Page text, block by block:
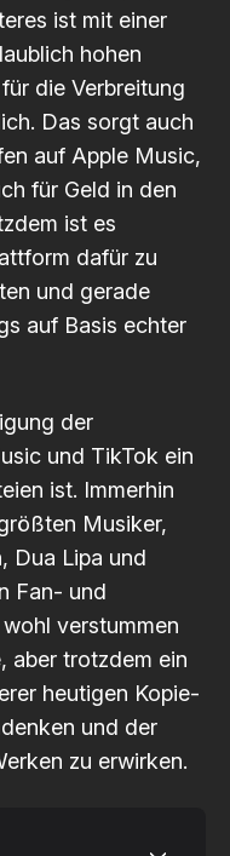
ist mit einer
hohen
die Verbreitung
Das sorgt auch
auf Apple Music,
für Geld in den
ist es
dafür zu
und gerade
auf Basis echter
der
und TikTok ein
ist. Immerhin
Musiker,
Dua Lipa und
Fan- und
verstummen
aber trotzdem ein
heutigen Kopie-
und der
zu erwirken.